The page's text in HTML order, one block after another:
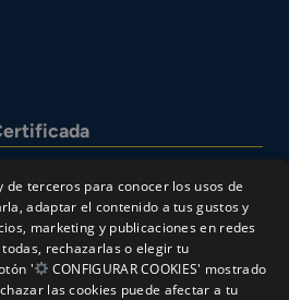
de terceros para conocer los usos de
adaptar el contenido a tus gustos y
marketing y publicaciones en redes
rechazarlas o elegir tu
'
CONFIGURAR COOKIES' mostrado
las cookies puede afectar a tu